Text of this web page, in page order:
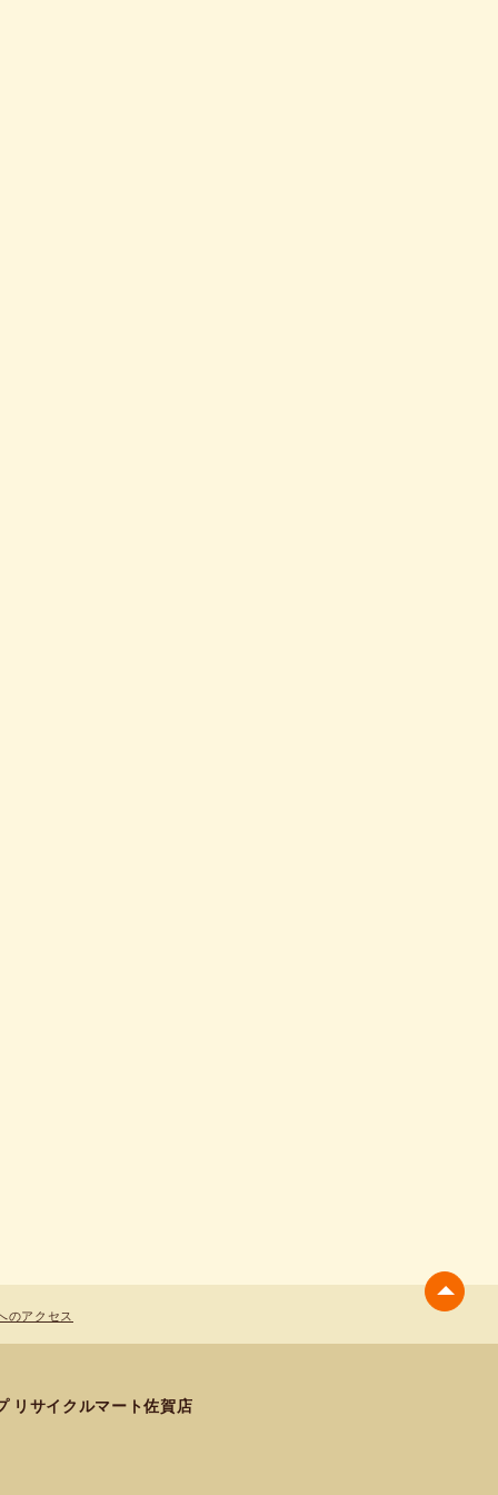
のアクセス
リサイクルマート佐賀店